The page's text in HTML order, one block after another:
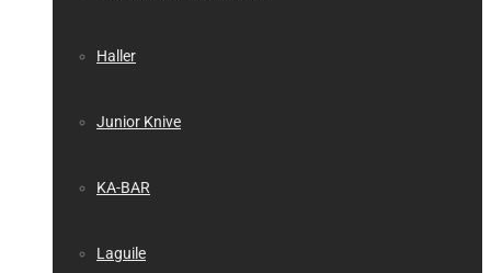
Haller
Junior Knive
KA-BAR
Laguile